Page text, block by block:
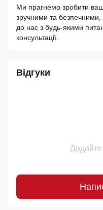
Ми прагнемо зробити
зручними та безпечними,
до нас з будь-якими
консультації.
Відгуки
Додайте